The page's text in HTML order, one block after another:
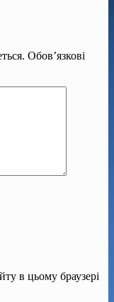
Обов’язкові
в цьому браузері